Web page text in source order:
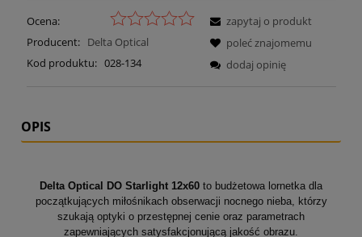
Ocena:
Producent: Delta Optical
Kod produktu: 028-134
zapytaj o produkt
poleć znajomemu
dodaj opinię
OPIS
Delta Optical DO Starlight 12x60 to budżetowa lornetka dla
początkujących miłośnikach obserwacji nocnego nieba, którzy
szukają optyki o przestępnej cenie oraz parametrach
zapewniających satysfakcjonującą jakość obrazu.